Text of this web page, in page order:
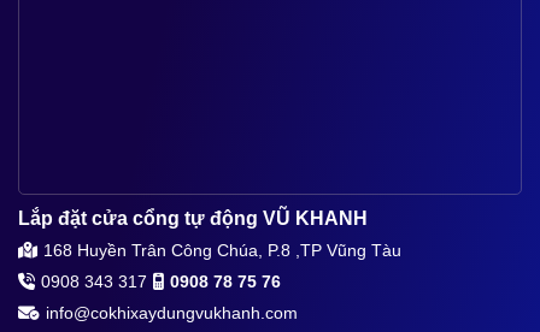
Lắp đặt cửa cổng tự động VŨ KHANH
168 Huyền Trân Công Chúa, P.8 ,TP Vũng Tàu
0908 343 317
0908 78 75 76
info@cokhixaydungvukhanh.com